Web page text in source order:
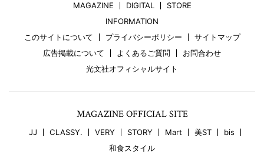
MAGAZINE DIGITAL
STORE
INFORMATION
このサイトについて
プライバシーポリシー
サイトマップ
広告掲載について
よくあるご質問
お問合わせ
光文社オフィシャルサイト
MAGAZINE OFFICIAL SITE
JJ CLASSY. VERY STORY Mart 美ST
bis
和食スタイル